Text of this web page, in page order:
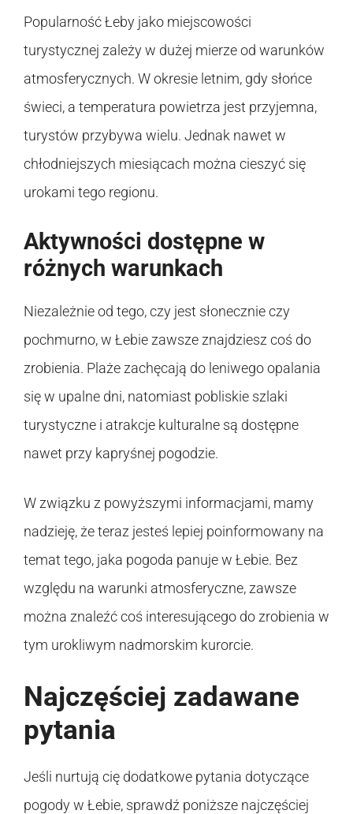
Popularność Łeby jako miejscowości
turystycznej zależy w dużej mierze od warunków
atmosferycznych. W okresie letnim, gdy słońce
świeci, a temperatura powietrza jest przyjemna,
turystów przybywa wielu. Jednak nawet w
chłodniejszych miesiącach można cieszyć się
urokami tego regionu.
Aktywności dostępne w
różnych warunkach
Niezależnie od tego, czy jest słonecznie czy
pochmurno, w Łebie zawsze znajdziesz coś do
zrobienia. Plaże zachęcają do leniwego opalania
się w upalne dni, natomiast pobliskie szlaki
turystyczne i atrakcje kulturalne są dostępne
nawet przy kapryśnej pogodzie.
W związku z powyższymi informacjami, mamy
nadzieję, że teraz jesteś lepiej poinformowany na
temat tego, jaka pogoda panuje w Łebie. Bez
względu na warunki atmosferyczne, zawsze
można znaleźć coś interesującego do zrobienia w
tym urokliwym nadmorskim kurorcie.
Najczęściej zadawane
pytania
Jeśli nurtują cię dodatkowe pytania dotyczące
pogody w Łebie, sprawdź poniższe najczęściej